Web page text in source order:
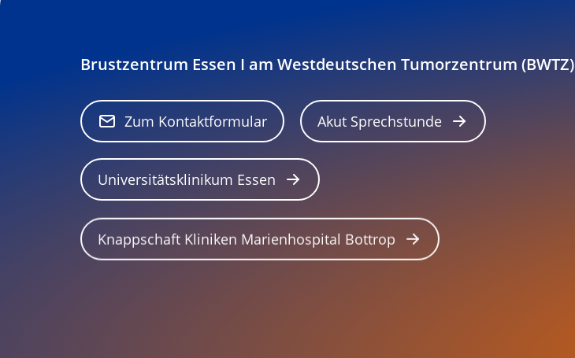
Brustzentrum Essen I am Westdeutschen Tumorzentrum (BWTZ)
Zum Kontaktformular Akut Sprechstunde
Universitätsklinikum Essen
Knappschaft Kliniken Marienhospital Bottrop